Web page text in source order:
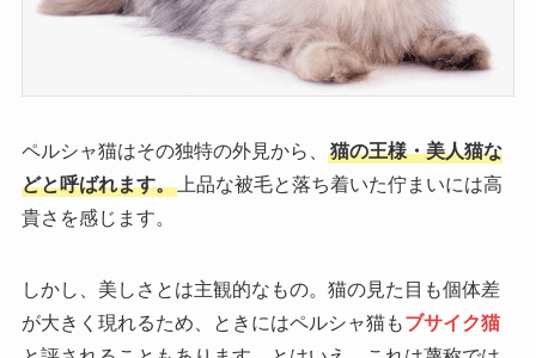
ペルシャ猫はその独特の外見から、
猫の王様・美人猫な
どと呼ばれます。上品な被毛と落ち着いた佇まいには高
貴さを感じます。
しかし、美しさとは主観的なもの。猫の見た目も個体差
が大きく現れるため、ときにはペルシャ猫もブサイク猫